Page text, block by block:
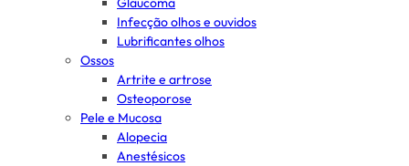
Infecção olhos e ouvidos
Lubrificantes olhos
Ossos
Artrite e artrose
Osteoporose
Pele e Mucosa
Alopecia
Anestésicos